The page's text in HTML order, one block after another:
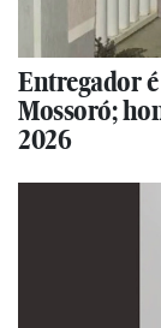
Entregador
Mossoró;
2026